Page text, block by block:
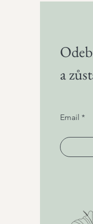
a
Email